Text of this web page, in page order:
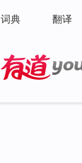
词典 翻译